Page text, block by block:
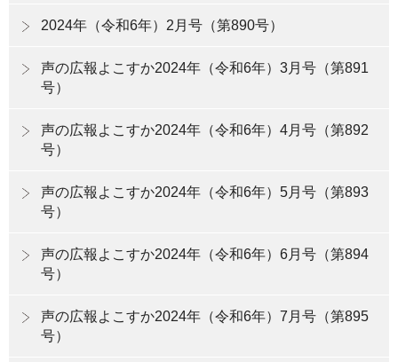
2024年（令和6年）2月号（第890号）
声の広報よこすか2024年（令和6年）3月号（第891
号）
声の広報よこすか2024年（令和6年）4月号（第892
号）
声の広報よこすか2024年（令和6年）5月号（第893
号）
声の広報よこすか2024年（令和6年）6月号（第894
号）
声の広報よこすか2024年（令和6年）7月号（第895
号）